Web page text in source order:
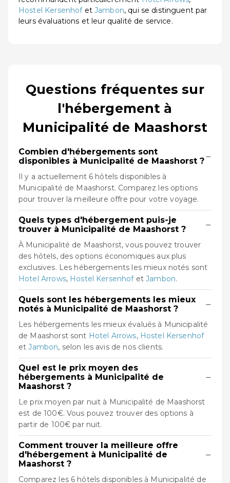
Hostel KersenhofetJambon, qui se distinguent par
leurs évaluations et leur qualité de service.
Questions fréquentes sur
l'hébergement à
Municipalité de Maashorst
Combien d'hébergements sont
disponibles à Municipalité de Maashorst ?−
Il y a actuellement 6 hôtels disponibles à
Municipalité de Maashorst. Comparez les options
pour trouver la meilleure offre pour votre voyage.
Quels types d'hébergement puis-je
trouver à Municipalité de Maashorst ?
−
À Municipalité de Maashorst, vous pouvez trouver
des hôtels, des options économiques aux plus
exclusives. Les hébergements les mieux notés sont
Hotel Arrows, Hostel KersenhofetJambon.
Quels sont les hébergements les mieux
notés à Municipalité de Maashorst ?
−
Les hébergements les mieux évalués à Municipalité
de Maashorst sont Hotel Arrows, Hostel Kersenhof
etJambon, selon les avis de nos clients.
Quel est le prix moyen des
hébergements à Municipalité de
Maashorst ?
−
Le prix moyen par nuit à Municipalité de Maashorst
est de 100€. Vous pouvez trouver des options à
partir de 100€ par nuit.
Comment trouver la meilleure offre
d'hébergement à Municipalité de
Maashorst ?
−
Comparez les 6 hôtels disponibles à Municipalité de